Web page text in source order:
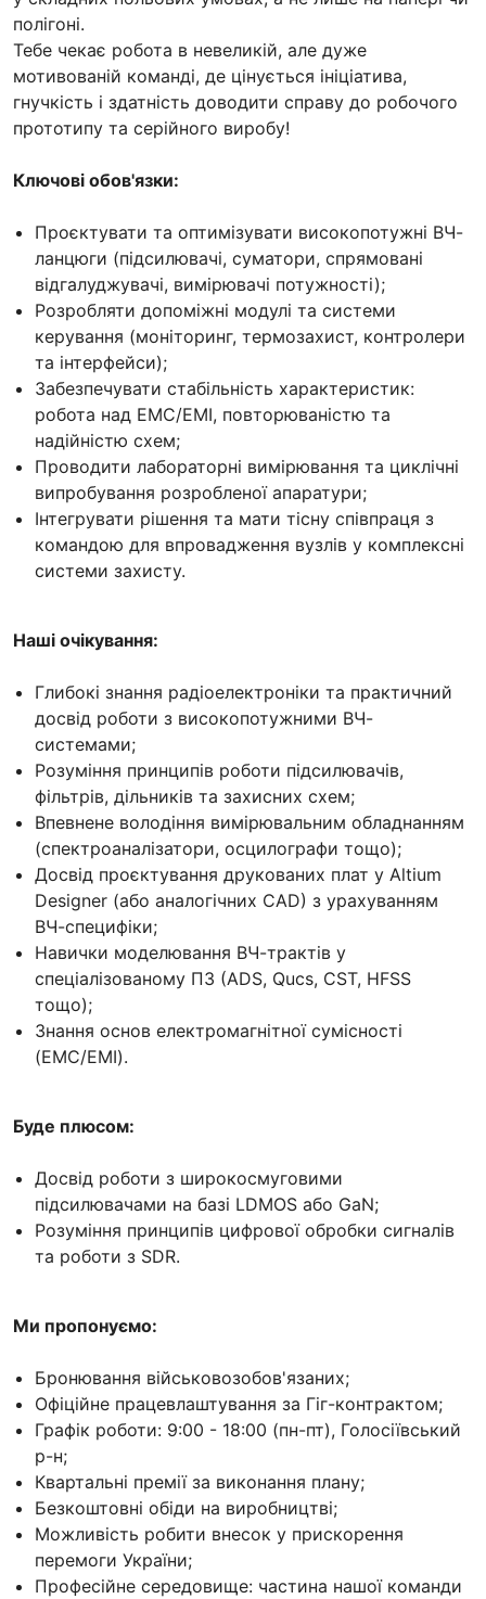
полігоні.
Тебе чекає робота в невеликій, але дуже
мотивованій команді, де цінується ініціатива,
гнучкість і здатність доводити справу до робочого
прототипу та серійного виробу!
Ключові обов'язки:
Проєктувати та оптимізувати високопотужні ВЧ-
ланцюги (підсилювачі, суматори, спрямовані
відгалуджувачі, вимірювачі потужності);
Розробляти допоміжні модулі та системи
керування (моніторинг, термозахист, контролери
та інтерфейси);
Забезпечувати стабільність характеристик:
робота над ЕМС/ЕМІ, повторюваністю та
надійністю схем;
Проводити лабораторні вимірювання та циклічні
випробування розробленої апаратури;
Інтегрувати рішення та мати тісну співпраця з
командою для впровадження вузлів у комплексні
системи захисту.
Наші очікування:
Глибокі знання радіоелектроніки та практичний
досвід роботи з високопотужними ВЧ-
системами;
Розуміння принципів роботи підсилювачів,
фільтрів, дільників та захисних схем;
Впевнене володіння вимірювальним обладнанням
(спектроаналізатори, осцилографи тощо);
Досвід проєктування друкованих плат у Altium
Designer (або аналогічних CAD) з урахуванням
ВЧ-специфіки;
Навички моделювання ВЧ-трактів у
спеціалізованому ПЗ (ADS, Qucs, CST, HFSS
тощо);
Знання основ електромагнітної сумісності
(EMC/EMI).
Буде плюсом:
Досвід роботи з широкосмуговими
підсилювачами на базі LDMOS або GaN;
Розуміння принципів цифрової обробки сигналів
та роботи з SDR.
Ми пропонуємо:
Бронювання військовозобов'язаних;
Офіційне працевлаштування за Гіг-контрактом;
Графік роботи: 9:00 - 18:00 (пн-пт), Голосіївський
р-н;
Квартальні премії за виконання плану;
Безкоштовні обіди на виробництві;
Можливість робити внесок у прискорення
перемоги України;
Професійне середовище: частина нашої команди